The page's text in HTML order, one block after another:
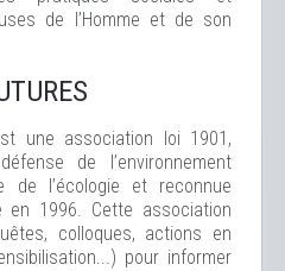
de l’Homme et de son
une association loi 1901,
de l’environnement
de l’écologie et reconnue
en 1996. Cette association
colloques, actions en
pour informer